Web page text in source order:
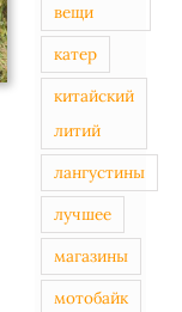
вещи
катер
китайский
литий
лангустины
лучшее
магазины
мотобайк